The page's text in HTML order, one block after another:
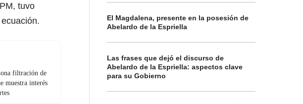
tuvo
filtración de
muestra interés
El Magdalena, presente en la posesión de
Abelardo de la Espriella
Las frases que dejó el discurso de
Abelardo de la Espriella: aspectos clave
para su Gobierno